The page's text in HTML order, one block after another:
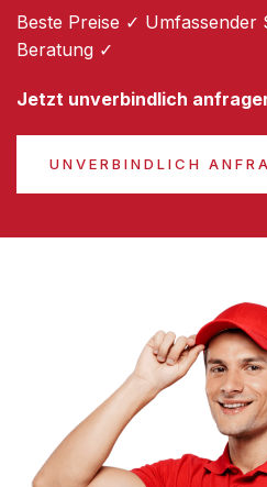
Beste Preise ✓
Beratung ✓
Jetzt unverbindlich
UNVERBINDLICH